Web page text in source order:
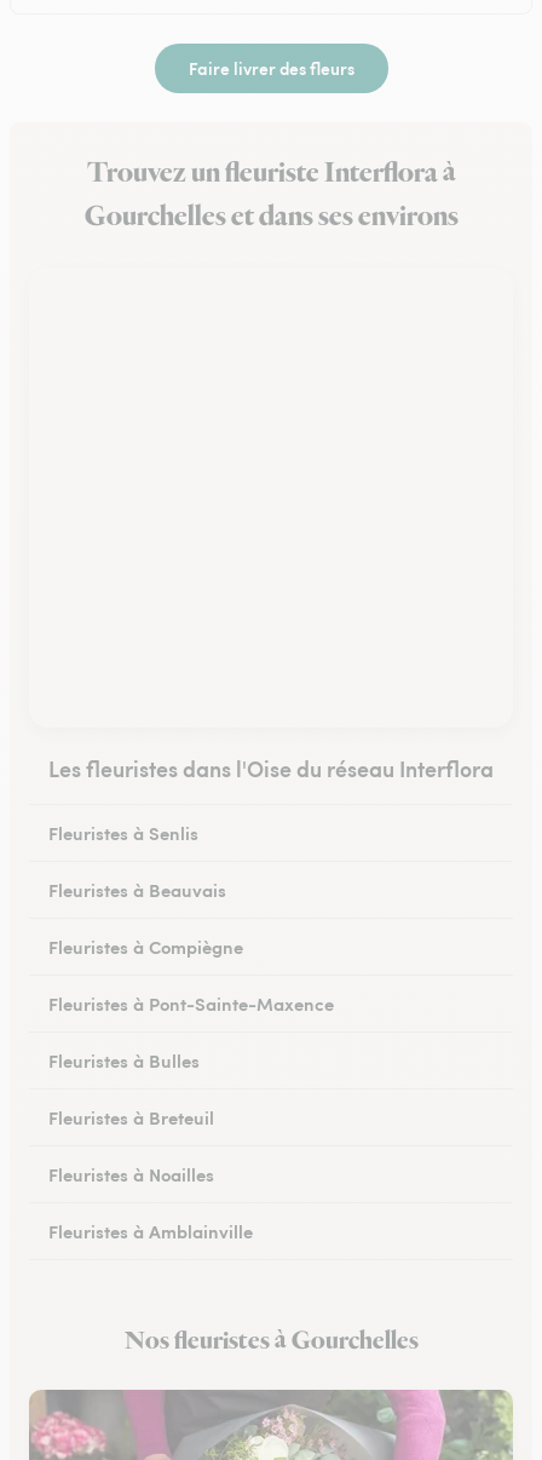
Faire livrer des fleurs
Trouvez un fleuriste Interflora à
Gourchelles et dans ses environs
Les fleuristes dans l'Oise du réseau Interflora
Fleuristes à Senlis
Fleuristes à Beauvais
Fleuristes à Compiègne
Fleuristes à Pont-Sainte-Maxence
Fleuristes à Bulles
Fleuristes à Breteuil
Fleuristes à Noailles
Fleuristes à Amblainville
Fleuristes à Lierville
Nos fleuristes à Gourchelles